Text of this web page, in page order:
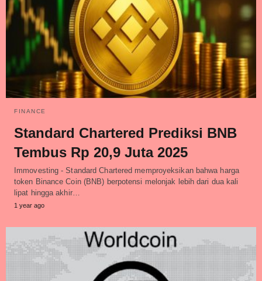
FINANCE
Standard Chartered Prediksi BNB
Tembus Rp 20,9 Juta 2025
Immovesting - Standard Chartered memproyeksikan bahwa harga
token Binance Coin (BNB) berpotensi melonjak lebih dari dua kali
lipat hingga akhir…
1 year ago